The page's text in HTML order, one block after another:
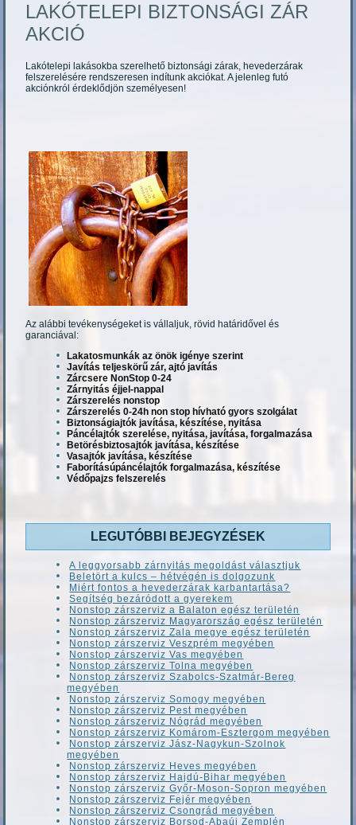
LAKÓTELEPI BIZTONSÁGI ZÁR
AKCIÓ
Lakótelepi lakásokba szerelhető biztonsági zárak, hevederzárak
felszerelésére rendszeresen indítunk akciókat. A jelenleg futó
akciónkról érdeklődjön személyesen!
Az alábbi tevékenységeket is vállaljuk, rövid határidővel és
garanciával:
Lakatosmunkák az önök igénye szerint
Javítás teljeskörű zár, ajtó javítás
Zárcsere NonStop 0-24
Zárnyitás éjjel-nappal
Zárszerelés nonstop
Zárszerelés 0-24h non stop hívható gyors szolgálat
Biztonságiajtók javítása, készítése, nyitása
Páncélajtók szerelése, nyitása, javítása, forgalmazása
Betörésbiztosajtók javítása, készítése
Vasajtók javítása, készítése
Faborításúpáncélajtók forgalmazása, készítése
Védőpajzs felszerelés
LEGUTÓBBI BEJEGYZÉSEK
A leggyorsabb zárnyitás megoldást választjuk
Beletört a kulcs – hétvégén is dolgozunk
Miért fontos a hevederzárak karbantartása?
Segítség bezáródott a gyerekem
Nonstop zárszerviz a Balaton egész területén
Nonstop zárszerviz Magyarország egész területén
Nonstop zárszerviz Zala megye egész területén
Nonstop zárszerviz Veszprém megyében
Nonstop zárszerviz Vas megyében
Nonstop zárszerviz Tolna megyében
Nonstop zárszerviz Szabolcs-Szatmár-Bereg
megyében
Nonstop zárszerviz Somogy megyében
Nonstop zárszerviz Pest megyében
Nonstop zárszerviz Nógrád megyében
Nonstop zárszerviz Komárom-Esztergom megyében
Nonstop zárszerviz Jász-Nagykun-Szolnok
megyében
Nonstop zárszerviz Heves megyében
Nonstop zárszerviz Hajdú-Bihar megyében
Nonstop zárszerviz Győr-Moson-Sopron megyében
Nonstop zárszerviz Fejér megyében
Nonstop zárszerviz Csongrád megyében
Nonstop zárszerviz Borsod-Abaúj Zemplén